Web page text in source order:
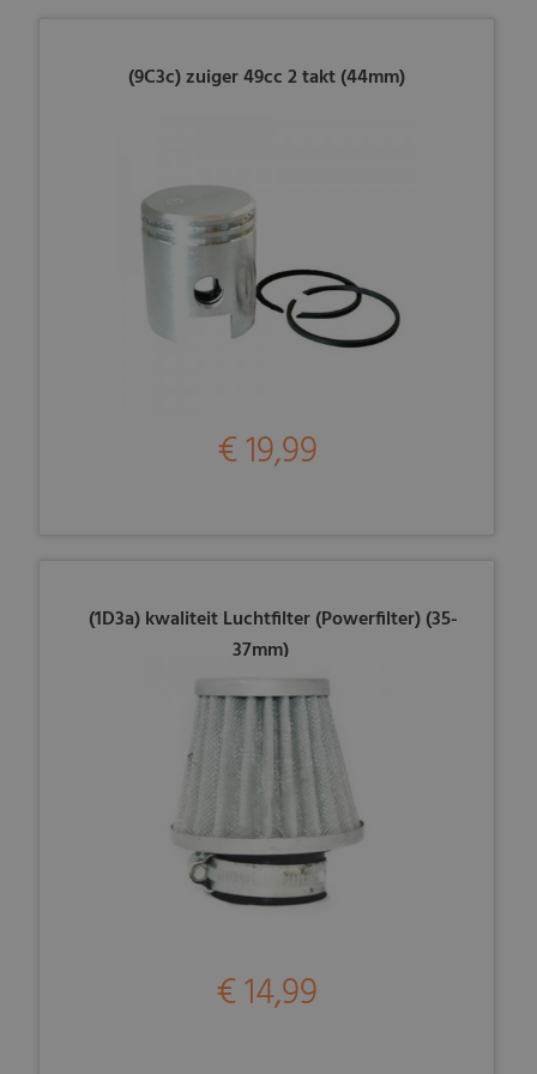
(9C3c) zuiger 49cc 2 takt (44mm)
€ 19,99
(1D3a) kwaliteit Luchtfilter (Powerfilter) (35-
37mm)
€ 14,99